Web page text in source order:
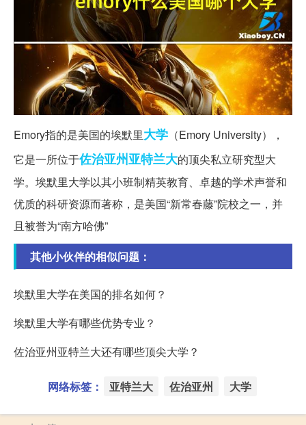
Emory指的是美国的埃默里大学 （Emory University），
它是一所位于佐治亚州亚特兰大的顶尖私立研究型大
学。埃默里大学以其小班制精英教育、卓越的学术声誉和
优质的科研资源而著称，是美国“新常春藤”院校之一，并
且被誉为“南方哈佛”
其他小伙伴的相似问题：
埃默里大学在美国的排名如何？
埃默里大学有哪些优势专业？
佐治亚州亚特兰大还有哪些顶尖大学？
网络标签： 亚特兰大 佐治亚州 大学